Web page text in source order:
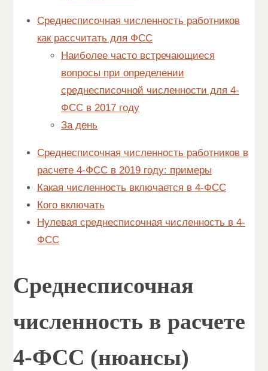
Среднесписочная численность работников
как рассчитать для ФСС
Наиболее часто встречающиеся
вопросы при определении
среднесписочной численности для 4-
ФСС в 2017 году
За день
Среднесписочная численность работников в
расчете 4-ФСС в 2019 году: примеры
Какая численность включается в 4-ФСС
Кого включать
Нулевая среднесписочная численность в 4-
ФСС
Среднесписочная
численность в расчете
4-ФСС (нюансы)